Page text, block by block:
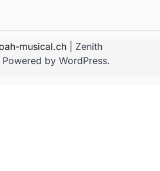
musical.ch | Zenith
| Powered by WordPress.